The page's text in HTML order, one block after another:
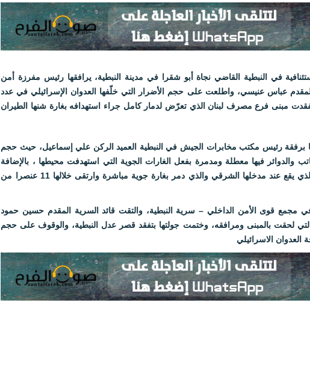
في النبطية القاضي نجاة أبو شقرا في مدينة النبطية، يرافقها رئيس مفرزة أمن
عباس عنيسي، واطلعت على حجم الأضرار التي خلّفها العدوان الإسرائيلي في عدد
مبنى فرع مصرف لبنان الذي تعرّض لدمار كامل جراء استهدافه بغارة شنها الطيران
برفقة رئيس مكتب مخابرات الجيش في النبطية العميد الركن علي إسماعيل، حيث حجم
والدوائر فيها معطلة ومدمرة بفعل الغارات الجوية التي استهدفت محيطها ، بالإضافة
الى مركز امن الدولة الذي يقع عند مدخلها الشرقي والذي دمر بغارة جوية مباشرة وارتقى خلالها 11 عنصرا من
مجمع قوى الأمن الداخلي – سرية النبطية، والتقت قائد السرية المقدم حسين حمود
لحقت بالمبنى ومرافقه، وختمت جولتها بتفقد قصر عدل النبطية، والوقوف على حجم
العدوان الاسرائيلي